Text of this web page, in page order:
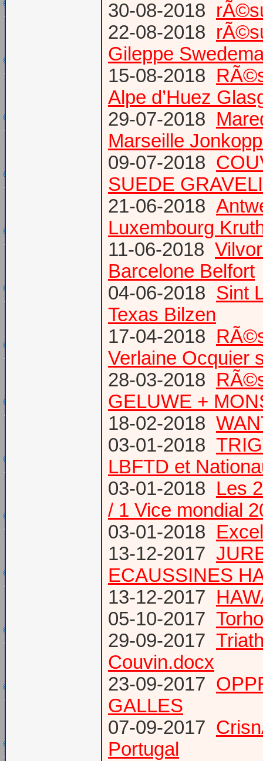
30-08-2018
22-08-2018
Gileppe
15-08-2018
Alpe d’Huez
29-07-2018
Marseille
09-07-2018
SUEDE
21-06-2018
Luxembourg
11-06-2018
Barcelone Belfort
04-06-2018 Sint
Texas Bilzen
17-04-2018
Verlaine Ocquier
28-03-2018
GELUWE +
18-02-2018
03-01-2018
LBFTD et
03-01-2018 Les
/ 1 Vice mondial
03-01-2018
13-12-2017
ECAUSSINES
13-12-2017
05-10-2017
29-09-2017
Couvin.docx
23-09-2017
GALLES
07-09-2017
Portugal